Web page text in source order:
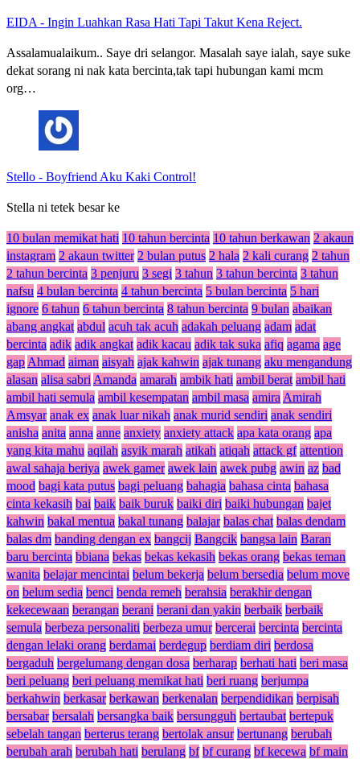
EIDA - Ingin Luahkan Rasa Hati Tapi Takut Kena Reject.
Assalamualaikum.. Saye dri selangor. Masalah saye ialah, saye suke
dekat sorang ni nak kata bercinta,tak tapi hubungan kami mcm
org…
Stello - Boyfriend Aku Kaki Control!
Stella ni tetek besar ke
10 bulan memikat hati 10 tahun bercinta 10 tahun berkawan 2 akaun
instagram 2 akaun twitter 2 bulan putus 2 hala 2 kali curang 2 tahun
2 tahun bercinta 3 penjuru 3 segi 3 tahun 3 tahun bercinta 3 tahun
nafsu 4 bulan bercinta 4 tahun bercinta 5 bulan bercinta 5 hari
ignore 6 tahun 6 tahun bercinta 8 tahun bercinta 9 bulan abaikan
abang angkat abdul acuh tak acuh adakah peluang adam adat
bercinta adik adik angkat adik kacau adik tak suka afiq agama age
gap Ahmad aiman aisyah ajak kahwin ajak tunang aku mengandung
alasan alisa sabri Amanda amarah ambik hati ambil berat ambil hati
ambil hati semula ambil kesempatan ambil masa amira Amirah
Amsyar anak ex anak luar nikah anak murid sendiri anak sendiri
anisha anita anna anne anxiety anxiety attack apa kata orang apa
yang kita mahu aqilah asyik marah atikah atiqah attack gf attention
awal sahaja beriya awek gamer awek lain awek pubg awin az bad
mood bagi kata putus bagi peluang bahagia bahasa cinta bahasa
cinta kekasih bai baik baik buruk baiki diri baiki hubungan bajet
kahwin bakal mentua bakal tunang balajar balas chat balas dendam
balas dm banding dengan ex bangcij Bangcik bangsa lain Baran
baru bercinta bbiana bekas bekas kekasih bekas orang bekas teman
wanita belajar mencintai belum bekerja belum bersedia belum move
on belum sedia benci benda remeh berahsia berakhir dengan
kekecewaan berangan berani berani dan yakin berbaik berbaik
semula berbeza personaliti berbeza umur bercerai bercinta bercinta
dengan lelaki orang berdamai berdegup berdiam diri berdosa
bergaduh bergelumang dengan dosa berharap berhati hati beri masa
beri peluang beri peluang memikat hati beri ruang berjumpa
berkahwin berkasar berkawan berkenalan berpendidikan berpisah
bersabar bersalah bersangka baik bersungguh bertaubat bertepuk
sebelah tangan berterus terang bertolak ansur bertunang berubah
berubah arah berubah hati berulang bf bf curang bf kecewa bf main